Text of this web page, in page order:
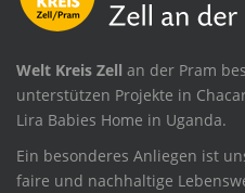
Welt Kreis Zell an der Pram
unterstützen Projekte in
Lira Babies Home in Uganda.
Ein besonderes Anliegen ist
faire und nachhaltige